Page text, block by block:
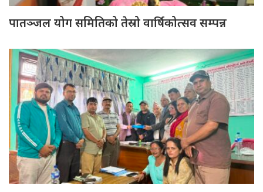
पातञ्जल योग समितिको तेस्रो वार्षिकोत्सव सम्पन्न